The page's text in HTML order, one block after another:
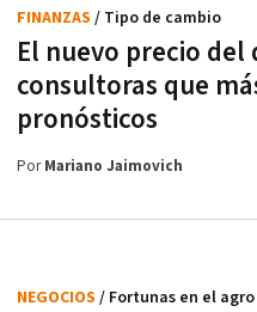
El nuevo precio
consultoras que
pronósticos
FINANZAS / Tipo de cambio
PorMariano Jaimovich
NEGOCIOS / Fortunas en el agro